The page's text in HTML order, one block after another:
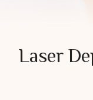
Laser